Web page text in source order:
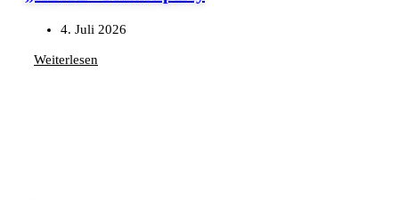
4. Juli 2026
Weiterlesen